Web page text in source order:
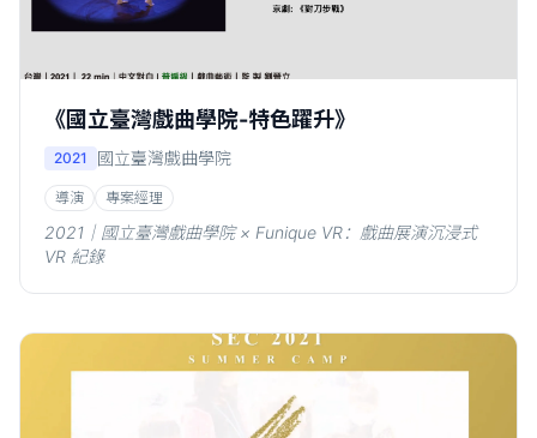
《國立臺灣戲曲學院-特色躍升》
2021 國立臺灣戲曲學院
導演 專案經理
2021｜國立臺灣戲曲學院 × Funique VR：戲曲展演沉浸式
VR 紀錄